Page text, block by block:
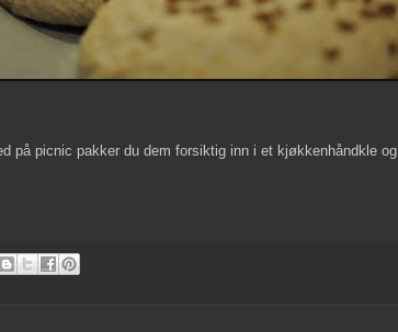
på picnic pakker du dem forsiktig inn i et kjøkkenhåndkle og